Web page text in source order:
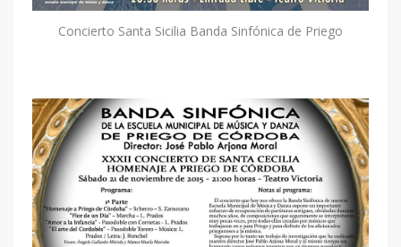
Concierto Santa Sicilia Banda Sinfónica de Priego